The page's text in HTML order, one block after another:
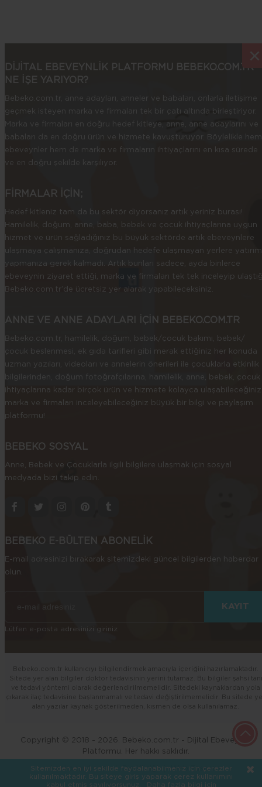
DİJİTAL EBEVEYNLİK PLATFORMU BEBEKO.COM.TR
NE İŞE YARIYOR?
Bebeko.com.tr, anne adayları, anneler ve babaları, onlarla iletişime
geçmek isteyen marka ve firmaları tek bir çatı altında birleştiriyor.
Marka ve firmaları en doğru hedef kitleye, anne, anne adaylarını ve
babaları da en doğru ürün ve hizmete kavuşturuyor. Böylelikle hem
ebeveynler hem de marka ve firmaların ihtiyaçlarını en kısa sürede
ve en doğru şekilde karşılıyor.
FİRMALAR İÇİN;
Hedef kitleniz tam da bu sektör diyorsanız artık yeriniz burası!
Hamilelik, doğum, anne, baba, bebek ve çocuk ihtiyaçlarına uygun
hizmet ve ürün sağladığınız bu büyük sektörde artık ebeveynlere
ulaşmaya çalışmanıza, doğrudan hedefe ulaşmayan yerlere yatırım
yapmanıza gerek kalmadı. Artık bunları sadece, ayda binlerce
ebeveynin ziyaret ettiği, marka ve firmaları tek tek inceleyip
Bebeko.com.tr’de ücretsiz yer alarak yapabileceksiniz.
ANNE VE ANNE ADAYLARI İÇİN BEBEKO.COM.TR
Bebeko.com.tr, hamilelik, doğum, bebek/çocuk bakımı, bebek/
çocuk beslenmesi, ek gıda tarifleri gibi merak ettiğiniz her konuda
uzman yazıları, videoları ve annelerin önerileri ile çocuklarla etkinlik
bilgilerinden, doğum fotoğrafçılarına, hamilelik, anne, bebek, çocuk
ihtiyaçlarına kadar birçok ürün ve hizmete kolayca ulaşabileceğiniz
marka ve firmaları inceleyebileceğiniz büyük bir bilgi ve paylaşım
platformu!
BEBEKO SOSYAL
Anne, Bebek ve Çocuklarla ilgili bilgilere ulaşmak için sosyal
medyada bizi takip edin.
BEBEKO E-BÜLTEN ABONELİK
E-mail adresinizi bırakarak sitemizdeki güncel bilgilerden haberdar
olun.
Lütfen e-posta adresinizi giriniz
Bebeko.com.tr kullanıcıyı bilgilendirmek amacıyla içeriğini hazırlamaktadır.
Sitede yer alan bilgiler doktor tedavisinin yerini tutamaz. Bu bilgiler şahsi tanı
ve tedavi yöntemi olarak değerlendirilmemelidir. Sitedeki kaynaklardan yola
çıkarak ilaç tedavisine başlanmamalı ve tedavi değiştirilmemelidir. Bu sitede
alan yazılar kaynak gösterilmeden, kısmen de olsa kullanılamaz.
Copyright © 2018 - 2026. Bebeko.com.tr - Dijital Ebeveynlik
Platformu. Her hakkı saklıdır.
kankacard.com Diş Kliniği Web Tasarım
Sitemizden en iyi şekilde faydalanabilmeniz için çerezler
kullanılmaktadır. Bu siteye giriş yaparak çerez kullanımını
kabul etmiş sayılıyorsunuz.
Daha fazla bilgi için